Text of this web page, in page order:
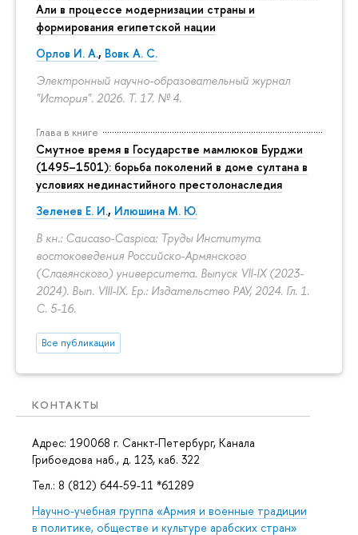
Али в процессе модернизации страны и
формирования египетской нации
Орлов И. А., Вовк А. С.
Электронный научно-образовательный журнал
"История". 2026. Т. 17. № 4.
Глава в книге
Смутное время в Государстве мамлюков Бурджи
(1495–1501): борьба поколений в доме султана в
условиях нединастийного престолонаследия
Зеленев Е. И., Илюшина М. Ю.
В кн.: Caucaso-Caspica: Труды Института
востоковедения Российско-Армянского
(Славянского) университета. Выпуск VII-IX (2023-
2024). Вып. VIII-IX. Ер.: Издательство РАУ, 2024. Гл. 1.
С. 5-16.
Все публикации
КОНТАКТЫ
Адрес: 190068 г. Санкт-Петербург, Канала
Грибоедова наб., д. 123, каб. 322
Тел.: 8 (812) 644-59-11 *61289
Научно-учебная группа «Армия и военные традиции
в политике, обществе и культуре арабских стран»